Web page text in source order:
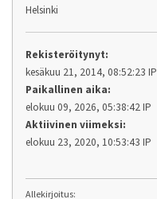
Helsinki
Rekisteröitynyt:
kesäkuu 21, 2014, 08:52:23 IP
Paikallinen aika:
elokuu 09, 2026, 05:38:42 IP
Aktiivinen viimeksi:
elokuu 23, 2020, 10:53:43 IP
Allekirjoitus: